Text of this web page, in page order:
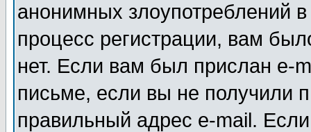
анонимных злоупотреблений
процесс регистрации, вам
нет. Если вам был прислан e-
письме, если вы не получили
правильный адрес e-mail.